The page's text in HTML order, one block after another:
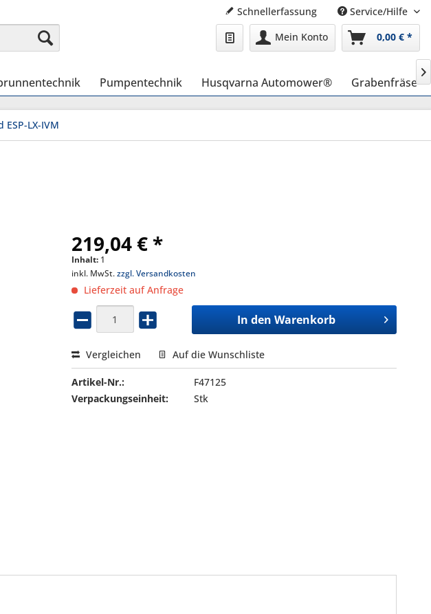
Schnellerfassung
Service/Hilfe
Mein Konto
0,00 € *
Pumpentechnik Husqvarna Automower® Grabenfräse

ESP-LX-IVM
219,04 € *
Inhalt: 1
inkl. MwSt.zzgl. Versandkosten
Lieferzeit auf Anfrage
In den Warenkorb
Vergleichen Auf die Wunschliste
Artikel-Nr.:
F47125
Verpackungseinheit:
Stk